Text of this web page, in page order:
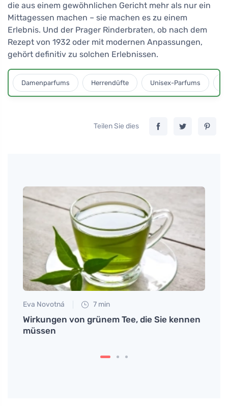
die aus einem gewöhnlichen Gericht mehr als nur ein
Mittagessen machen – sie machen es zu einem
Erlebnis. Und der Prager Rinderbraten, ob nach dem
Rezept von 1932 oder mit modernen Anpassungen,
gehört definitiv zu solchen Erlebnissen.
Damenparfums Herrendüfte Unisex-Parfums
Teilen Sie dies
Eva Novotná 7 min
Wirkungen von grünem Tee, die Sie kennen
müssen